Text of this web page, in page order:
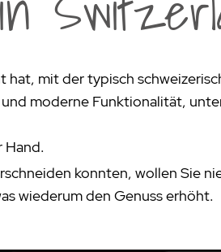
mit der typisch
moderne Funktionalität,
Hand.
konnten, wollen Sie
wiederum den Genuss erhöht.